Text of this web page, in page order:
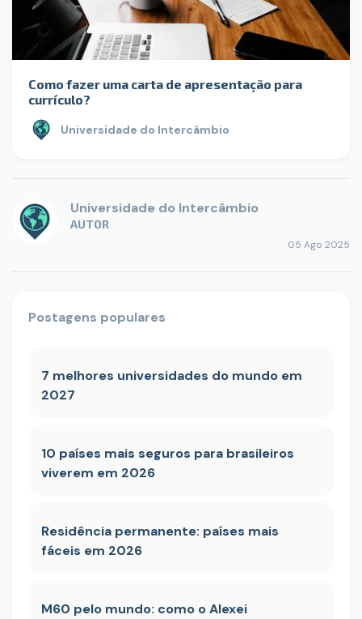
Como fazer uma carta de apresentação para
currículo?
Universidade do Intercâmbio
Universidade do Intercâmbio
AUTOR
05 Ago 2025
Postagens populares
7 melhores universidades do mundo em
2027
10 países mais seguros para brasileiros
viverem em 2026
Residência permanente: países mais
fáceis em 2026
M60 pelo mundo: como o Alexei